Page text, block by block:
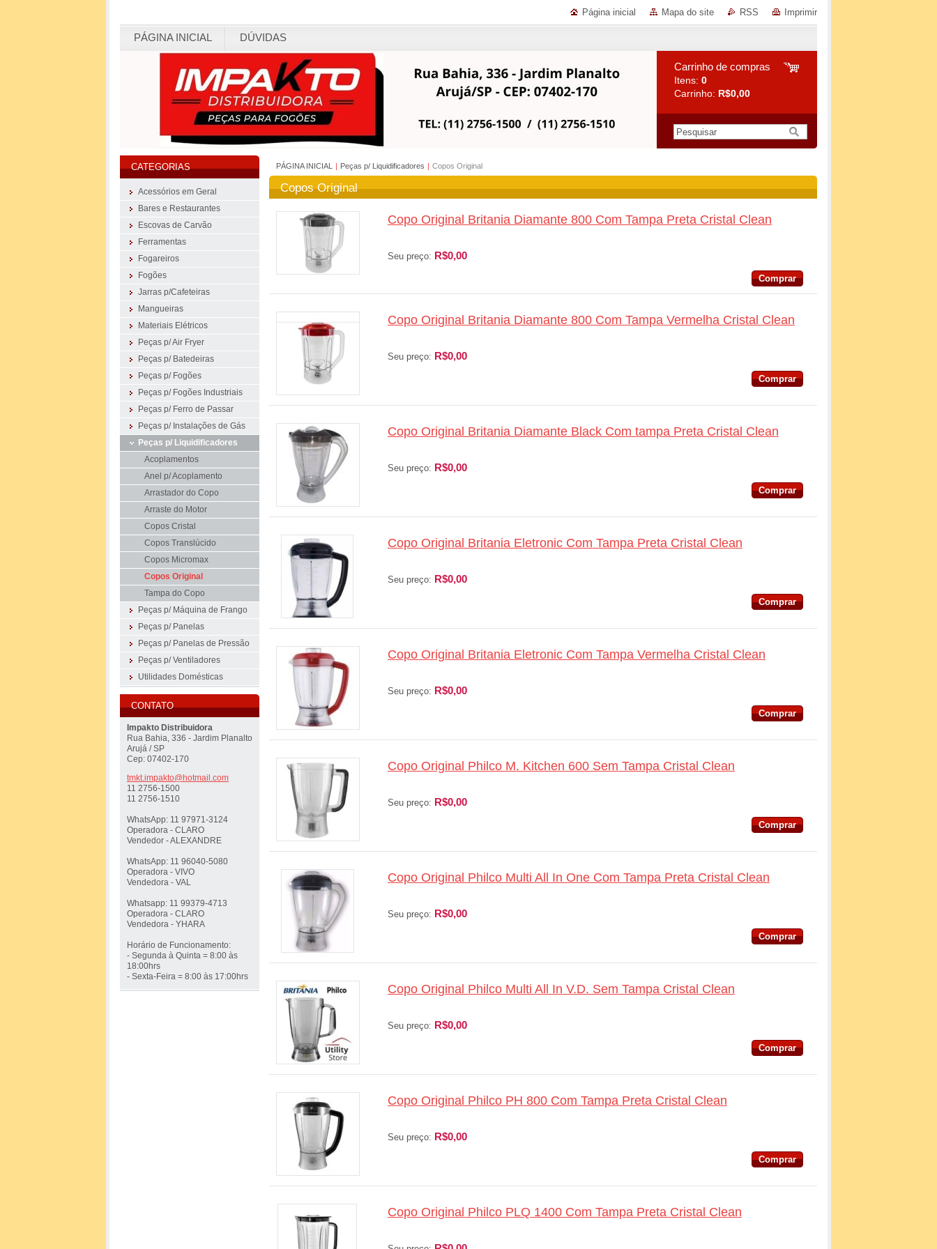
Página inicial Mapa do site RSS Imprimir
PÁGINA INICIAL DÚVIDAS
Carrinho de compras
Itens: 0
Carrinho: R$0,00
PÁGINA INICIAL | Peças p/ Liquidificadores | Copos Original
Copos Original
Copo Original Britania Diamante 800 Com Tampa Preta Cristal Clean
Seu preço: R$0,00
Comprar
Copo Original Britania Diamante 800 Com Tampa Vermelha Cristal Clean
Seu preço: R$0,00
Comprar
Copo Original Britania Diamante Black Com tampa Preta Cristal Clean
Seu preço: R$0,00
Comprar
Copo Original Britania Eletronic Com Tampa Preta Cristal Clean
Seu preço: R$0,00
Comprar
Copo Original Britania Eletronic Com Tampa Vermelha Cristal Clean
Seu preço: R$0,00
Comprar
Copo Original Philco M. Kitchen 600 Sem Tampa Cristal Clean
Seu preço: R$0,00
Comprar
Copo Original Philco Multi All In One Com Tampa Preta Cristal Clean
Seu preço: R$0,00
Comprar
Copo Original Philco Multi All In V.D. Sem Tampa Cristal Clean
Seu preço: R$0,00
Comprar
Copo Original Philco PH 800 Com Tampa Preta Cristal Clean
Seu preço: R$0,00
Comprar
Copo Original Philco PLQ 1400 Com Tampa Preta Cristal Clean
CATEGORIAS
Acessórios em Geral
Bares e Restaurantes
Escovas de Carvão
Ferramentas
Fogareiros
Fogões
Jarras p/Cafeteiras
Mangueiras
Materiais Elétricos
Peças p/ Air Fryer
Peças p/ Batedeiras
Peças p/ Fogões
Peças p/ Fogões Industriais
Peças p/ Ferro de Passar
Peças p/ Instalações de Gás
Peças p/ Liquidificadores
Acoplamentos
Anel p/ Acoplamento
Arrastador do Copo
Arraste do Motor
Copos Cristal
Copos Translúcido
Copos Micromax
Copos Original
Tampa do Copo
Peças p/ Máquina de Frango
Peças p/ Panelas
Peças p/ Panelas de Pressão
Peças p/ Ventiladores
Utilidades Domésticas
CONTATO
Impakto Distribuidora
Rua Bahia, 336 - Jardim Planalto
Arujá / SP
Cep: 07402-170
tmkt.impakto@hotmail.com
11 2756-1500
11 2756-1510
WhatsApp: 11 97971-3124
Operadora - CLARO
Vendedor - ALEXANDRE
WhatsApp: 11 96040-5080
Operadora - VIVO
Vendedora - VAL
Whatsapp: 11 99379-4713
Operadora - CLARO
Vendedora - YHARA
Horário de Funcionamento:
- Segunda à Quinta = 8:00 às
18:00hrs
- Sexta-Feira = 8:00 às 17:00hrs